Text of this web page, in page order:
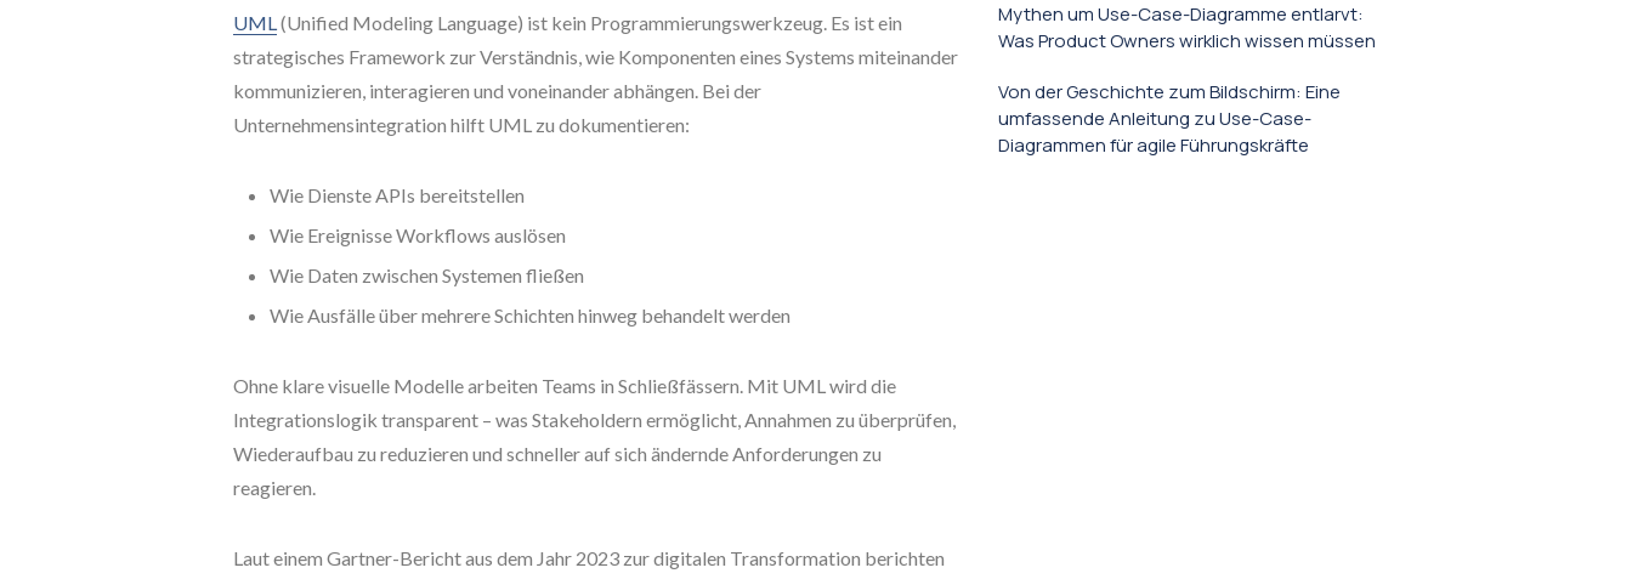
UML(Unified Modeling Language) ist kein Programmierungswerkzeug. Es ist ein
strategisches Framework zur Verständnis, wie Komponenten eines Systems miteinander
kommunizieren, interagieren und voneinander abhängen. Bei der
Unternehmensintegration hilft UML zu dokumentieren:
Wie Dienste APIs bereitstellen
Wie Ereignisse Workflows auslösen
Wie Daten zwischen Systemen fließen
Wie Ausfälle über mehrere Schichten hinweg behandelt werden
Ohne klare visuelle Modelle arbeiten Teams in Schließfässern. Mit UML wird die
Integrationslogik transparent – was Stakeholdern ermöglicht, Annahmen zu überprüfen,
Wiederaufbau zu reduzieren und schneller auf sich ändernde Anforderungen zu
reagieren.
Laut einem Gartner-Bericht aus dem Jahr 2023 zur digitalen Transformation berichten
Mythen um Use-Case-Diagramme entlarvt:
Was Product Owners wirklich wissen müssen
Von der Geschichte zum Bildschirm: Eine
umfassende Anleitung zu Use-Case-
Diagrammen für agile Führungskräfte